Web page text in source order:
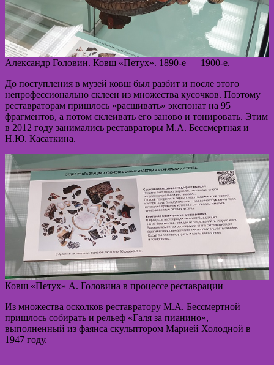
Александр Головин. Ковш «Петух». 1890-е — 1900-е.
До поступления в музей ковш был разбит и после этого
непрофессионально склеен из множества кусочков. Поэтому
реставраторам пришлось «расшивать» экспонат на 95
фрагментов, а потом склеивать его заново и тонировать. Этим
в 2012 году занимались реставраторы М.А. Бессмертная и
Н.Ю. Касаткина.
Ковш «Петух» А. Головина в процессе реставрации
Из множества осколков реставратору М.А. Бессмертной
пришлось собирать и рельеф «Галя за пианино»,
выполненный из фаянса скульптором Марией Холодной в
1947 году.